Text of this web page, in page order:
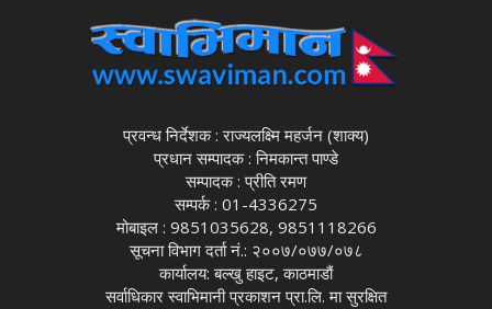
प्रवन्ध निर्देशक : राज्यलक्ष्मि महर्जन (शाक्य)
प्रधान सम्पादक : निमकान्त पाण्डे
सम्पादक : प्रीति रमण
सम्पर्क : 01-4336275
मोबाइल : 9851035628, 9851118266
सूचना विभाग दर्ता नं.: २००७/०७७/०७८
कार्यालय: बल्खु हाइट, काठमाडौं
सर्वाधिकार स्वाभिमानी प्रकाशन प्रा.लि. मा सुरक्षित